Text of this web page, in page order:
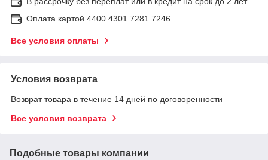
Оплата картой 4400 4301 7281 7246
Все условия оплаты
Условия возврата
Возврат товара в течение 14 дней по договоренности
Все условия возврата
Подобные товары компании